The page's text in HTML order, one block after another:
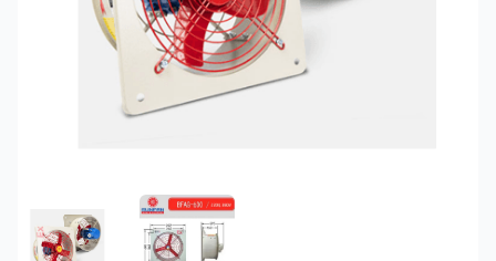
FEATURED IMAGE GALLERY IMAGE 1